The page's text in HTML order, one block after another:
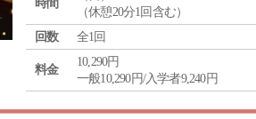
時間
（休憩20分1回含む）
回数
全1回
料金
10,290円
一般10,290円/入学者9,240円